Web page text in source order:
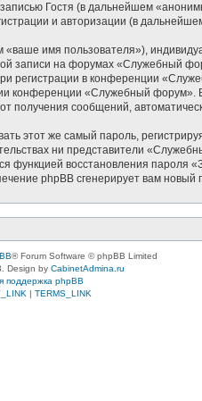
Гостя (в дальнейшем
и авторизации (в
имя пользователя»),
записи на форумах «Служебный
в конференции
конференции «Служебный
получения сообщений,
же самый пароль,
ни представители
функцией восстановления
phpBB сгенерирует вам
® Forum Software © phpBB Limited
Design by CabinetAdmina.ru
поддержка phpBB
| TERMS_LINK